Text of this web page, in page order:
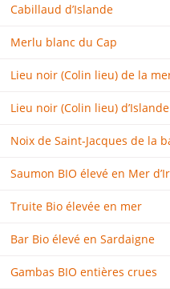
Cabillaud d’Islande
Merlu blanc du Cap
Lieu noir (Colin lieu) de la
Lieu noir (Colin lieu) d’Islande
Noix de Saint-Jacques de la
Saumon BIO élevé en Mer
Truite Bio élevée en mer
Bar Bio élevé en Sardaigne
Gambas BIO entières crues